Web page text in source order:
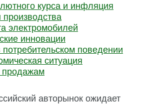
курса и инфляция
электромобилей
инновации
поведении
ситуация
продажам
авторынок ожидает